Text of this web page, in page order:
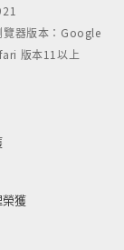
覽器版本：Google
版本11以上
獲